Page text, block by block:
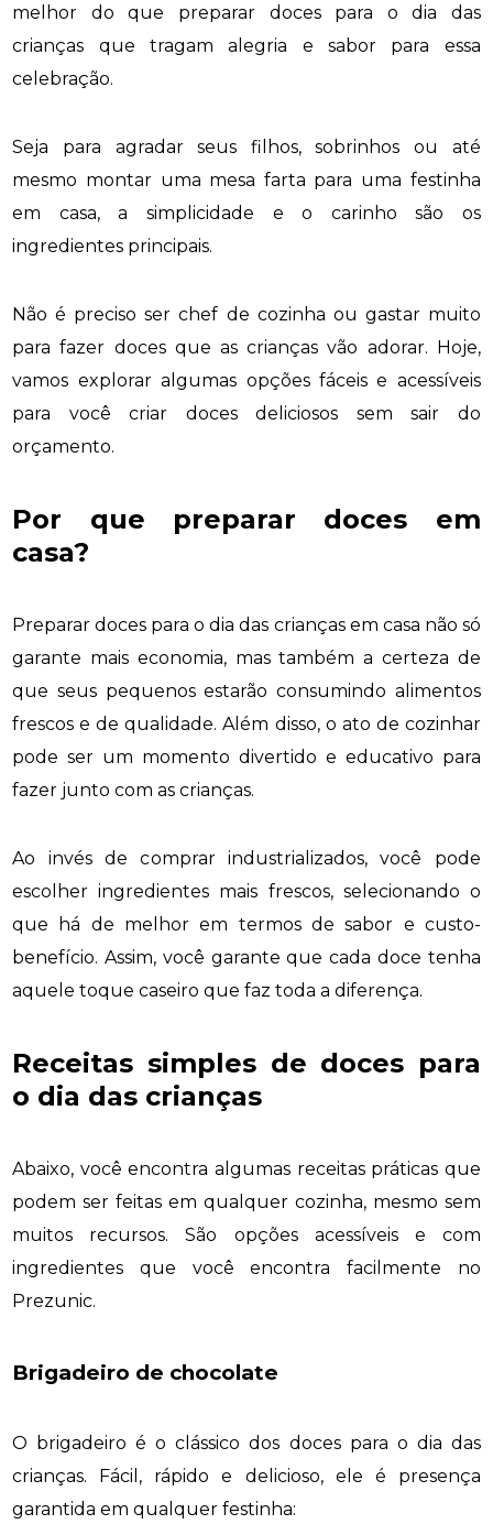
melhor do que preparar doces para o dia das
crianças que tragam alegria e sabor para essa
celebração.
Seja para agradar seus filhos, sobrinhos ou até
mesmo montar uma mesa farta para uma festinha
em casa, a simplicidade e o carinho são os
ingredientes principais.
Não é preciso ser chef de cozinha ou gastar muito
para fazer doces que as crianças vão adorar. Hoje,
vamos explorar algumas opções fáceis e acessíveis
para você criar doces deliciosos sem sair do
orçamento.
Por que preparar doces em
casa?
Preparar doces para o dia das crianças em casa não só
garante mais economia, mas também a certeza de
que seus pequenos estarão consumindo alimentos
frescos e de qualidade. Além disso, o ato de cozinhar
pode ser um momento divertido e educativo para
fazer junto com as crianças.
Ao invés de comprar industrializados, você pode
escolher ingredientes mais frescos, selecionando o
que há de melhor em termos de sabor e custo-
benefício. Assim, você garante que cada doce tenha
aquele toque caseiro que faz toda a diferença.
Receitas simples de doces para
o dia das crianças
Abaixo, você encontra algumas receitas práticas que
podem ser feitas em qualquer cozinha, mesmo sem
muitos recursos. São opções acessíveis e com
ingredientes que você encontra facilmente no
Prezunic.
Brigadeiro de chocolate
O brigadeiro é o clássico dos doces para o dia das
crianças. Fácil, rápido e delicioso, ele é presença
garantida em qualquer festinha: